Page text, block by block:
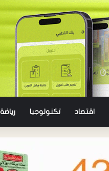
اقتصاد تكنولوجيا رياضة